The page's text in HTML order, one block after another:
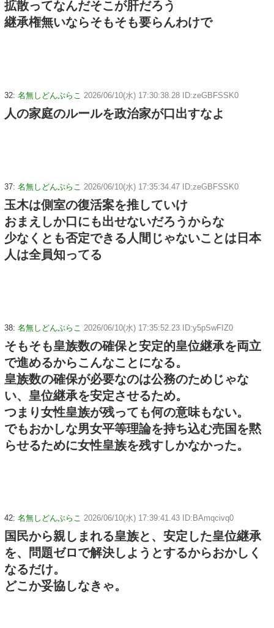
拡散ってなんだそこが肝だろう
継承権無いならそもそも要らんわけで
32: 名無しどんぶらこ 2026/06/10(水) 17:30:38.28 ID:zeGBFSSK0
人の家庭のルールを政治家が口出すなよ
37: 名無しどんぶらこ 2026/06/10(水) 17:35:34.47 ID:zeGBFSSK0
玉木は側室の復活案を推していけ
おまえしか口にも出せないだろうからな
少なくとも否定できる人間じゃないことは日本
人は全員知ってる
38: 名無しどんぶらこ 2026/06/10(水) 17:35:52.23 ID:y5pSwFIZ0
そもそも皇族数の確保と安定的皇位継承を両立
で進めるからこんなことになる。
皇族数の確保が必要なのは公務のためじゃな
い、皇位継承を安定させるため。
つまり女性皇族が残っても何の意味もない。
でもおかしな男女平等理論を持ち込む売国を黙
らせるために女性皇族を残すしかなかった。
42: 名無しどんぶらこ 2026/06/10(水) 17:39:41.43 ID:BAmqcivq0
国民から親しまれる皇族と、安定した皇位継承
を、問題ゼロで解決しようとするからおかしく
なるだけ。
どこか妥協しなきゃ。